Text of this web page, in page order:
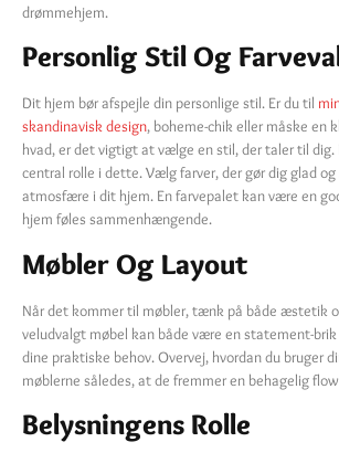
drømmehjem.
Personlig Stil Og
Dit hjem bør afspejle din personlige stil. Er du til
skandinavisk design, boheme-chik eller måske en
hvad, er det vigtigt at vælge en stil, der taler til dig.
central rolle i dette. Vælg farver, der gør dig glad
atmosfære i dit hjem. En farvepalet kan være en
hjem føles sammenhængende.
Møbler Og Layout
Når det kommer til møbler, tænk på både æstetik
veludvalgt møbel kan både være en statement-
dine praktiske behov. Overvej, hvordan du bruger
møblerne således, at de fremmer en behagelig
Belysningens Rolle